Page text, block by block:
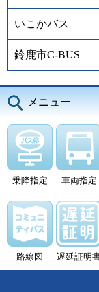
いこかバス
鈴鹿市C-BUS
メニュー
乗降指定 車両指定
路線図 遅延証明